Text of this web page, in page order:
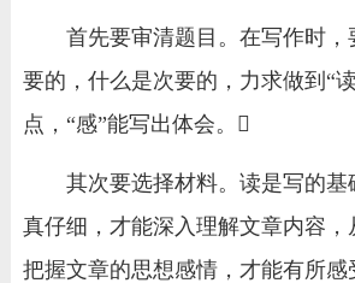
首先要审清题目。在写作时，
要的，什么是次要的，力求做到“
点，“感”能写出体会。
其次要选择材料。读是写的基
真仔细，才能深入理解文章内容，
把握文章的思想感情，才能有所感